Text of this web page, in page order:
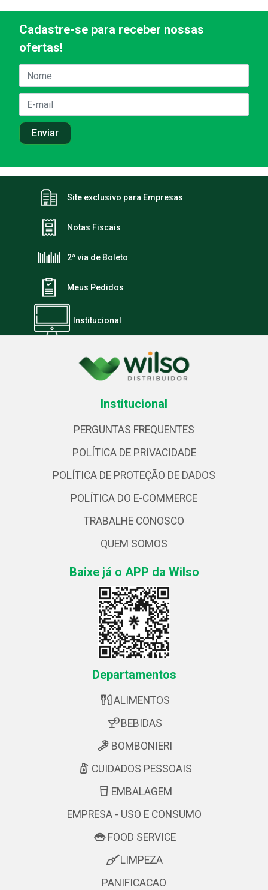
Cadastre-se para receber nossas
ofertas!
Site exclusivo para Empresas
Notas Fiscais
2ª via de Boleto
Meus Pedidos
Institucional
Institucional
PERGUNTAS FREQUENTES
POLÍTICA DE PRIVACIDADE
POLÍTICA DE PROTEÇÃO DE DADOS
POLÍTICA DO E-COMMERCE
TRABALHE CONOSCO
QUEM SOMOS
Baixe já o APP da Wilso
Departamentos
ALIMENTOS
BEBIDAS
BOMBONIERI
CUIDADOS PESSOAIS
EMBALAGEM
EMPRESA - USO E CONSUMO
FOOD SERVICE
LIMPEZA
PANIFICACAO